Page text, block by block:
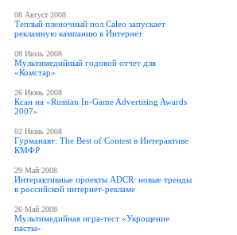
08 Август 2008
Теплый пленочный пол Caleo запускает
рекламную кампанию в Интернет
08 Июль 2008
Мультимедийный годовой отчет для
«Комстар»
26 Июнь 2008
Ксан на «Russian In-Game Advertising Awards
2007»
02 Июнь 2008
Гурманавт: The Best of Contest в Интерактиве
КМФР
29 Май 2008
Интерактивные проекты ADCR: новые тренды
в российской интернет-рекламе
26 Май 2008
Мультимедийная игра-тест «Укрощение
пасты»